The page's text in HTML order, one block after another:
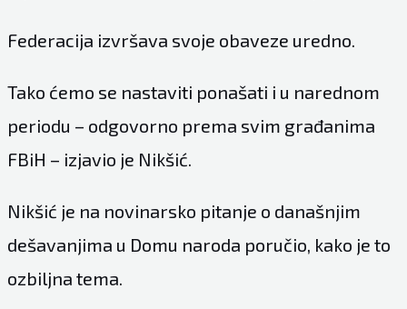
Federacija izvršava svoje obaveze uredno.
Tako ćemo se nastaviti ponašati i u narednom
periodu – odgovorno prema svim građanima
FBiH – izjavio je Nikšić.
Nikšić je na novinarsko pitanje o današnjim
dešavanjima u Domu naroda poručio, kako je to
ozbiljna tema.